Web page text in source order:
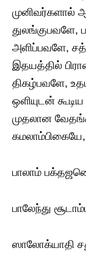
முனிவர்களால்
துலங்குபவளே,
அளிப்பவளே,
இதயத்தில்
திகழ்பவளே,
ஒளியுடன்
முதலான
பாலாம்
பாலேந்து
ஸாலோக்யாதி